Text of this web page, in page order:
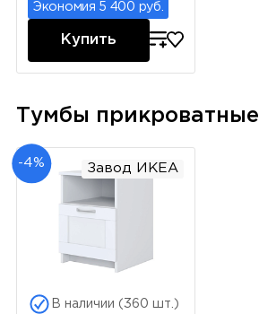
Экономия 5 400 руб.
Купить
Тумбы прикроватные
-4% Завод ИКЕА
В наличии (360 шт.)